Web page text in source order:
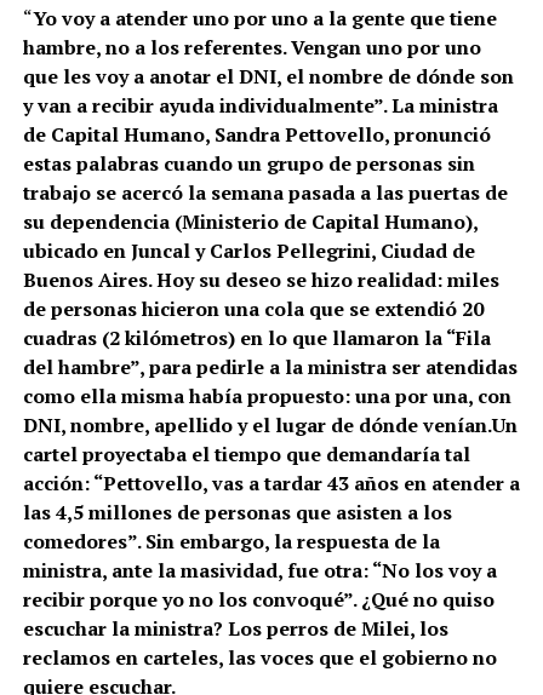
“Yo voy a atender uno por uno a la gente que tiene
hambre, no a los referentes. Vengan uno por uno
que les voy a anotar el DNI, el nombre de dónde son
y van a recibir ayuda individualmente”. La ministra
de Capital Humano, Sandra Pettovello, pronunció
estas palabras cuando un grupo de personas sin
trabajo se acercó la semana pasada a las puertas de
su dependencia (Ministerio de Capital Humano),
ubicado en Juncal y Carlos Pellegrini, Ciudad de
Buenos Aires. Hoy su deseo se hizo realidad: miles
de personas hicieron una cola que se extendió 20
cuadras (2 kilómetros) en lo que llamaron la “Fila
del hambre”, para pedirle a la ministra ser atendidas
como ella misma había propuesto: una por una, con
DNI, nombre, apellido y el lugar de dónde venían.Un
cartel proyectaba el tiempo que demandaría tal
acción: “Pettovello, vas a tardar 43 años en atender a
las 4,5 millones de personas que asisten a los
comedores”. Sin embargo, la respuesta de la
ministra, ante la masividad, fue otra: “No los voy a
recibir porque yo no los convoqué”. ¿Qué no quiso
escuchar la ministra? Los perros de Milei, los
reclamos en carteles, las voces que el gobierno no
quiere escuchar.